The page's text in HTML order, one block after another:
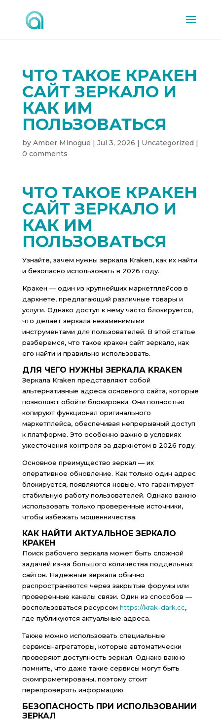
ЧТО ТАКОЕ КРАКЕН
САЙТ ЗЕРКАЛО И
КАК ИМ
ПОЛЬЗОВАТЬСЯ
by Amber Minogue | Jul 3, 2026 | Uncategorized |
0 comments
ЧТО ТАКОЕ КРАКЕН
САЙТ ЗЕРКАЛО И
КАК ИМ
ПОЛЬЗОВАТЬСЯ
Узнайте, зачем нужны зеркала Kraken, как их найти
и безопасно использовать в 2026 году.
Кракен — один из крупнейших маркетплейсов в
даркнете, предлагающий различные товары и
услуги. Однако доступ к нему часто блокируется,
что делает зеркала незаменимыми
инструментами для пользователей. В этой статье
разберемся, что такое кракен сайт зеркало, как
его найти и правильно использовать.
ДЛЯ ЧЕГО НУЖНЫ ЗЕРКАЛА KRAKEN
Зеркала Kraken представляют собой
альтернативные адреса основного сайта, которые
позволяют обойти блокировки. Они полностью
копируют функционал оригинального
маркетплейса, обеспечивая непрерывный доступ
к платформе. Это особенно важно в условиях
ужесточения контроля за даркнетом в 2026 году.
Основное преимущество зеркал — их
оперативное обновление. Как только один адрес
блокируется, появляются новые, что гарантирует
стабильную работу пользователей. Однако важно
использовать только проверенные источники,
чтобы избежать мошенничества.
КАК НАЙТИ АКТУАЛЬНОЕ ЗЕРКАЛО
КРАКЕН
Поиск рабочего зеркала может быть сложной
задачей из-за большого количества поддельных
сайтов. Надежные зеркала обычно
распространяются через закрытые форумы или
проверенные каналы связи. Один из способов —
воспользоваться ресурсом https://krak-dark.cc,
где публикуются актуальные адреса.
Также можно использовать специальные
сервисы-агрегаторы, которые автоматически
проверяют доступность зеркал. Однако важно
помнить, что даже такие сервисы могут быть
скомпрометированы, поэтому стоит
перепроверять информацию.
БЕЗОПАСНОСТЬ ПРИ ИСПОЛЬЗОВАНИИ
ЗЕРКАЛ